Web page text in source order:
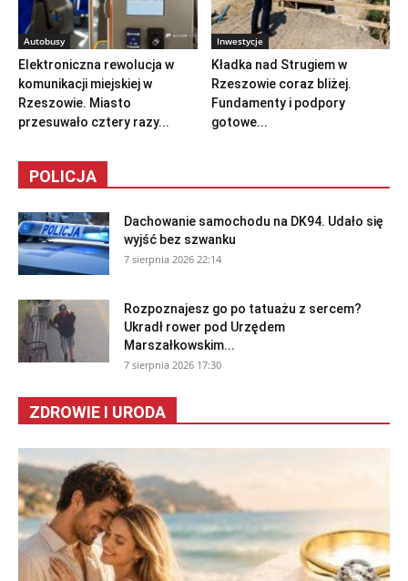
Autobusy
Elektroniczna rewolucja w
komunikacji miejskiej w
Rzeszowie. Miasto
przesuwało cztery razy...
Inwestycje
Kładka nad Strugiem w
Rzeszowie coraz bliżej.
Fundamenty i podpory
gotowe...
POLICJA
Dachowanie samochodu na DK94. Udało się
wyjść bez szwanku
7 sierpnia 2026 22:14
Rozpoznajesz go po tatuażu z sercem?
Ukradł rower pod Urzędem
Marszałkowskim...
7 sierpnia 2026 17:30
ZDROWIE I URODA